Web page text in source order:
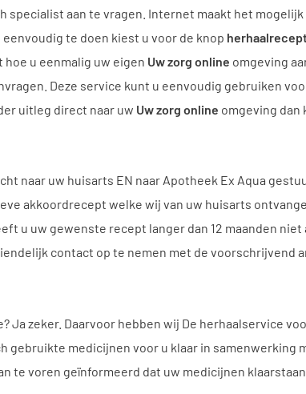
aan te vragen. Internet maakt het mogelijk
te doen kiest u voor de knop
u eenmalig uw eigen Uw zorg online omgeving
Deze service kunt u eenvoudig gebruiken
uitleg direct naar uw Uw zorg online omgeving dan
naar uw huisarts EN naar Apotheek Ex Aqua
akkoordrecept welke wij van uw huisarts
u uw gewenste recept langer dan 12 maanden niet
contact op te nemen met de voorschrijvend
zeker. Daarvoor hebben wij De herhaalservice
gebruikte medicijnen voor u klaar in samenwerking
te voren geïnformeerd dat uw medicijnen